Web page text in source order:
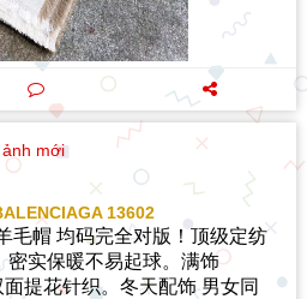
ảnh mới
13602
毛帽 均码完全对版！顶级定纺
密实保暖不易起球。满饰
提花针织。冬天配饰 男女同